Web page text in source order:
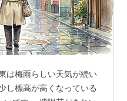
は梅雨らしい天気が続い
し標高が高くなっている